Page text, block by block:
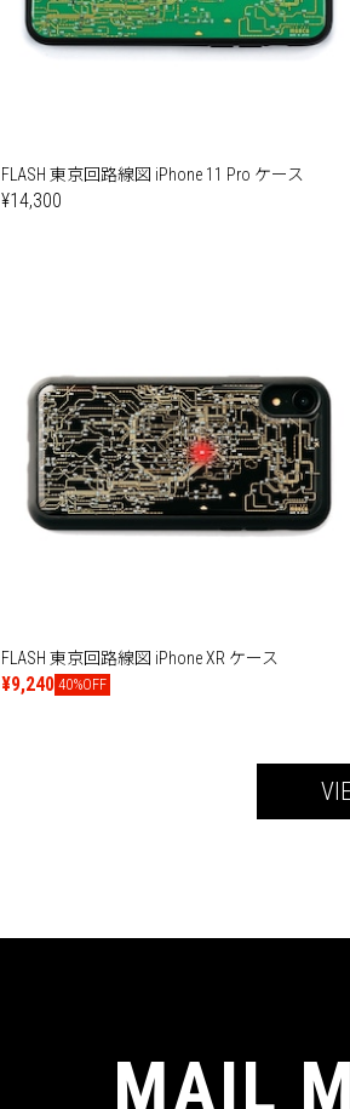
FLASH 東京回路線図 iPhone 11 Pro ケース
¥14,300
FLASH 東京回路線図 iPhone XR ケース
¥9,240 40%OFF
MAIL